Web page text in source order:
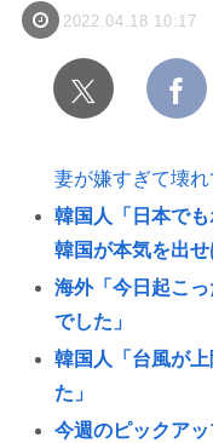
2022.04.18 10:17
妻が嫌すぎて壊
韓国人「日本でも
韓国が本気を出せ
海外「今日起こ
でした」
韓国人「台風が
た」
今週のピックアッ